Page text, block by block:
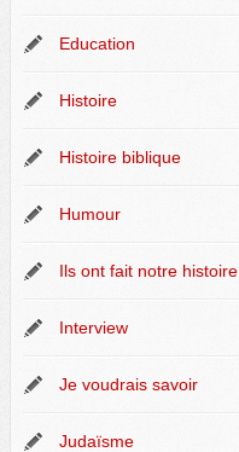
Education
Histoire
Histoire biblique
Humour
Ils ont fait notre histoire
Interview
Je voudrais savoir
Judaïsme